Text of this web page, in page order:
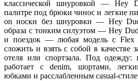
классической шнуровкой — Hey
палитре под брюки чинос и легкие
on носки без шнуровки — Hey
образа с тонким силуэтом — Hey
и поездок — любая модель с Flex
сложить и взять с собой в качестве
отеля или спортзала. Под
работает с denim, шортами,
юбками и расслабленным casual-